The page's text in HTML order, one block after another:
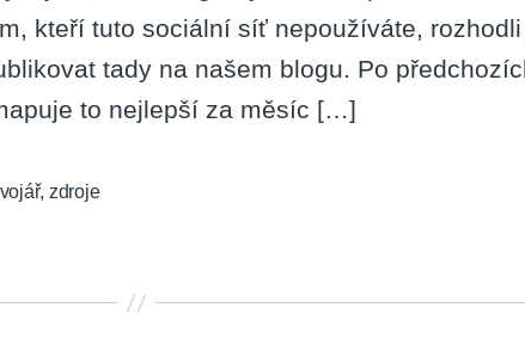
kteří tuto sociální síť nepoužíváte,
tady na našem blogu. Po
to nejlepší za měsíc […]
, zdroje